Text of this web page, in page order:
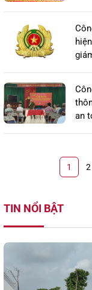
an
1 2
TIN NỔI BẬT